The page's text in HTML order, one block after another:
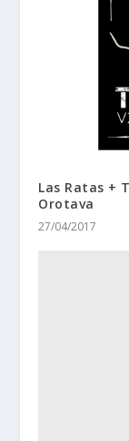
Las Ratas +
Orotava
27/04/2017